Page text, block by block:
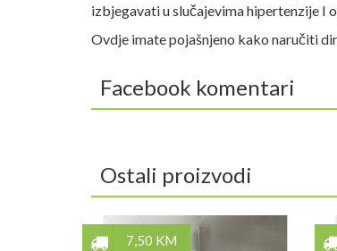
izbjegavati u slučajevima hipertenzije I
Ovdje imate pojašnjeno kako naručiti
Facebook komentari
Ostali proizvodi
7,50 KM